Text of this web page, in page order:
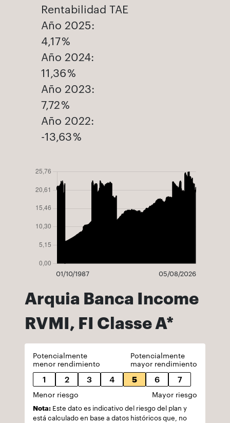
Rentabilidad TAE
Año 2025:
4,17 %
Año 2024:
11,36 %
Año 2023:
7,72 %
Año 2022:
-13,63 %
01/10/1987 05/08/2026
Arquia Banca Income
RVMI, FI Classe A*
Potencialmente
menor rendimiento
Potencialmente
mayor rendimiento
1 2 3 4 5 6 7
Menor riesgo Mayor riesgo
Nota: Este dato es indicativo del riesgo del plan y
está calculado en base a datos históricos que, no